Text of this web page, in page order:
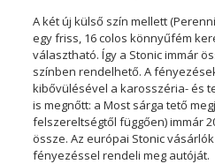
A két új külső szín mellett
egy friss, 16 colos könnyűfém
választható. Így a Stonic immár
színben rendelhető. A
kibővülésével a karosszéria- és
is megnőtt: a Most sárga tető
felszereltségtől függően) immár
össze. Az európai Stonic
fényezéssel rendeli meg autóját.